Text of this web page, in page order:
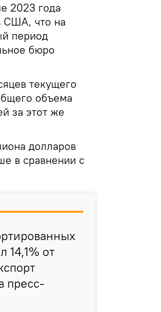
2023 года
США, что на
период
бюро
текущего
объема
за этот же
долларов
в сравнении с
14,1% от
пресс-